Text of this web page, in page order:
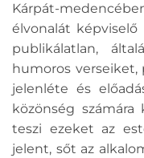
Kárpát-
élvonalát
publikálatlan,
humoros verseiket,
jelenléte és
közönség számára
teszi ezeket az
jelent, sőt az